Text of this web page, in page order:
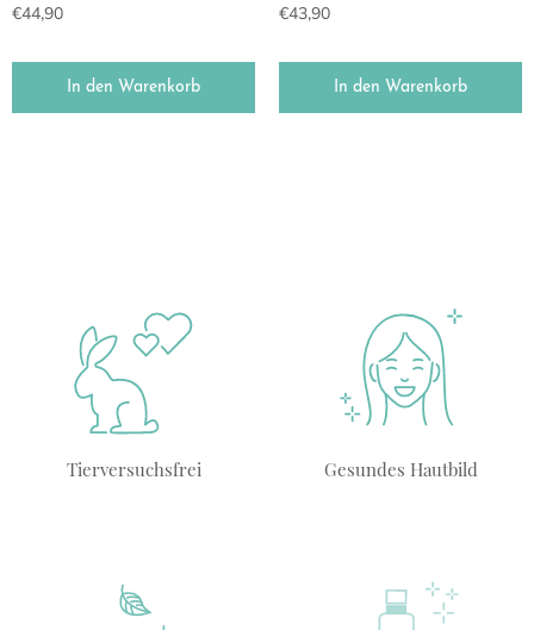
€44,90
In den Warenkorb
€43,90
In den Warenkorb
Tierversuchsfrei Gesundes Hautbild